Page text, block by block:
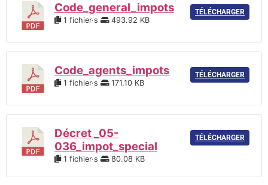
Code_general_impots
1 fichier·s 493.92 KB
TÉLÉCHARGER
Code_agents_impots
1 fichier·s 171.10 KB
TÉLÉCHARGER
Décret _05-
036_impot_special
1 fichier·s 80.08 KB
TÉLÉCHARGER